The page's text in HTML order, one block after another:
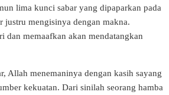
lima kunci sabar yang dipaparkan pada
justru mengisinya dengan makna.
dan memaafkan akan mendatangkan
Allah menemaninya dengan kasih sayang
kekuatan. Dari sinilah seorang hamba